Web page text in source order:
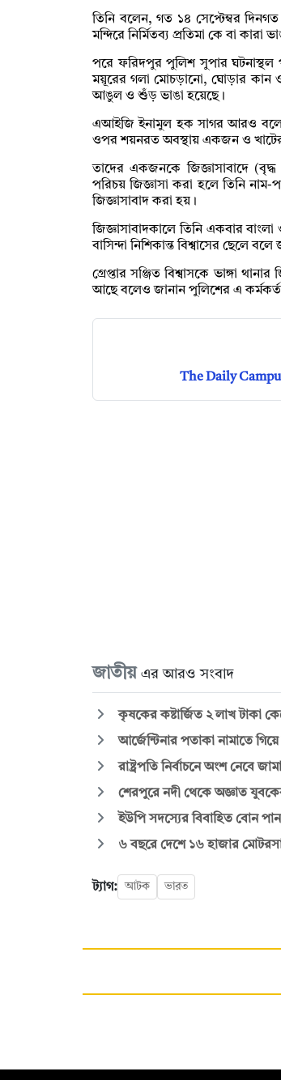
তিনি বলেন, গত ১৪ সেপ্টেম্বর দিনগত
মন্দিরে নির্মিতব্য প্রতিমা কে বা
পরে ফরিদপুর পুলিশ সুপার ঘটনাস্থল
ময়ূরের গলা মোচড়ানো, ঘোড়ার কান
আঙুল ও শুঁড় ভাঙা হয়েছে।
এআইজি ইনামুল হক সাগর আরও বলেন,
ওপর শয়নরত অবস্থায় একজন ও খাটের
তাদের একজনকে জিজ্ঞাসাবাদে (বৃদ্ধ
পরিচয় জিজ্ঞাসা করা হলে তিনি
জিজ্ঞাসাবাদ করা হয়।
জিজ্ঞাসাবাদকালে তিনি একবার
বাসিন্দা নিশিকান্ত বিশ্বাসের ছেলে বলে
গ্রেপ্তার সঞ্জিত বিশ্বাসকে ভাঙ্গা
আছে বলেও জানান পুলিশের এ
The Daily
জাতীয় এর আরও সংবাদ
কৃষকের কষ্টার্জিত ২ লাখ টাকা
আর্জেন্টিনার পতাকা নামাতে
রাষ্ট্রপতি নির্বাচনে অংশ নেবে
শেরপুরে নদী থেকে অজ্ঞাত
ইউপি সদস্যের বিবাহিত বোন পান
৬ বছরে দেশে ১৬ হাজার
ট্যাগ: আটক ভারত